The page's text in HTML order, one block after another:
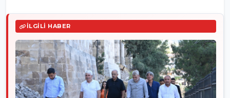
İLGILI HABER